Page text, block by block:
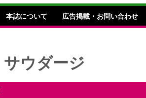
本誌について 広告掲載・お問い合わせ
サウダージ